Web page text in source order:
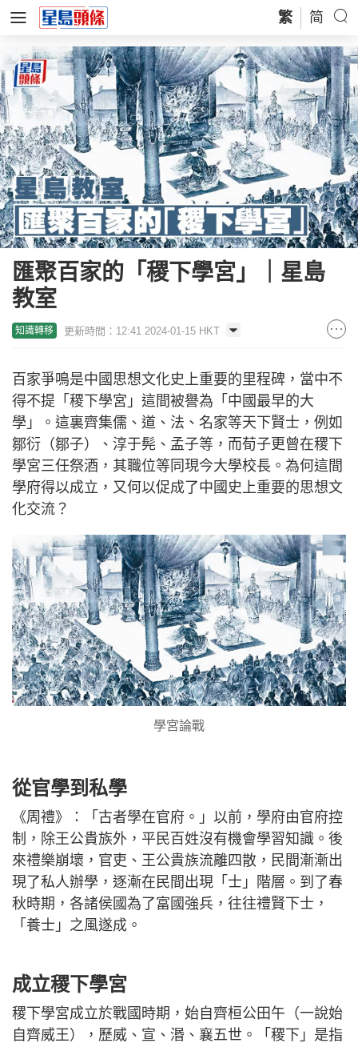
繁 简
匯聚百家的「稷下學宮」｜星島
教室
知識轉移 更新時間：12:41 2024-01-15 HKT
百家爭鳴是中國思想文化史上重要的里程碑，當中不
得不提「稷下學宮」這間被譽為「中國最早的大
學」。這裏齊集儒、道、法、名家等天下賢士，例如
鄒衍（鄒子）、淳于髡、孟子等，而荀子更曾在稷下
學宮三任祭酒，其職位等同現今大學校長。為何這間
學府得以成立，又何以促成了中國史上重要的思想文
化交流？
學宮論戰
從官學到私學
《周禮》：「古者學在官府。」以前，學府由官府控
制，除王公貴族外，平民百姓沒有機會學習知識。後
來禮樂崩壞，官吏、王公貴族流離四散，民間漸漸出
現了私人辦學，逐漸在民間出現「士」階層。到了春
秋時期，各諸侯國為了富國強兵，往往禮賢下士，
「養士」之風遂成。
成立稷下學宮
稷下學宮成立於戰國時期，始自齊桓公田午（一說始
自齊威王），歷威、宣、湣、襄五世。「稷下」是指